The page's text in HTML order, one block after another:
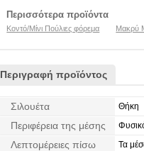
Περισσότερα προϊόντα
Κοντό/Μίνι Πούλιες φόρεμα Μακρύ
Περιγραφή προϊόντος
Σιλουέτα Θήκη
Περιφέρεια της μέσης
Λεπτομέρειες πίσω Τα